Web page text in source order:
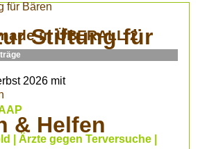
für Bären
Stiftung für
& Helfen
in ÜBERALL 2
2026 mit
| Ärzte gegen Terversuche |